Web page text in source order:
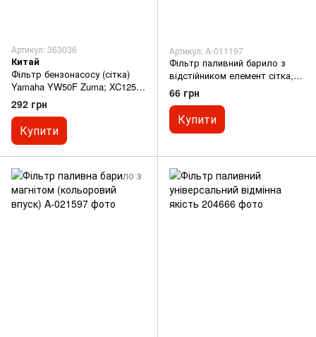
Артикул: 363036
Китай
Фільтр бензонасосу (сітка)
Yamaha YW50F Zuma; XC125E
Vity; YZF R125; XP530E-A; T-
MAX 530 відмінна якість
292 грн
Купити
Артикул: A-011197
Фільтр паливний барило з
відстійником елемент сітка,
магніт D-33 d-6
66 грн
Купити